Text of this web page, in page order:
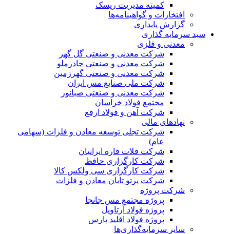
کمیته مدیریت ریسک
افتخارات و گواهینامه‌ها
گزارش پایداری
سبد سرمایه گذاری
معدنی و فلزی
شرکت معدنی و صنعتی گل گهر
شرکت معدنی و صنعتی چادرملو
شرکت معدنی و صنعتی گهرزمین
شرکت ملی صنایع مس ایران
شرکت معدنی و صنعتی صبانور
مجتمع فولاد خراسان
شرکت آهن و فولاد ارفع
نهادهای مالی
شرکت تجلی توسعه معادن و فلزات (سهامی
عام)
شرکت فلات قاره ایرانیان
شرکت کارگزاری حافظ
شرکت کارگزاری سی ولکس کالا
شرکت پرتو تابان معادن و فلزات
شرکت پروژه
پروژه مجتمع مس جانجا
پروژه فولاد آرتاویل
پروژه فولاد اقلید پارس
سایر سرمایه‌گذاری‌ها